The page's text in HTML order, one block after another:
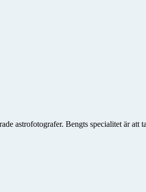
astrofotografer. Bengts specialitet är